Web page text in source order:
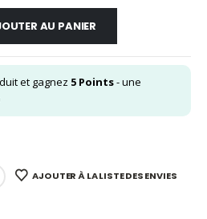
AU PANIER
et gagnez 5 Points- une
AJOUTER À LA LISTE DES ENVIES